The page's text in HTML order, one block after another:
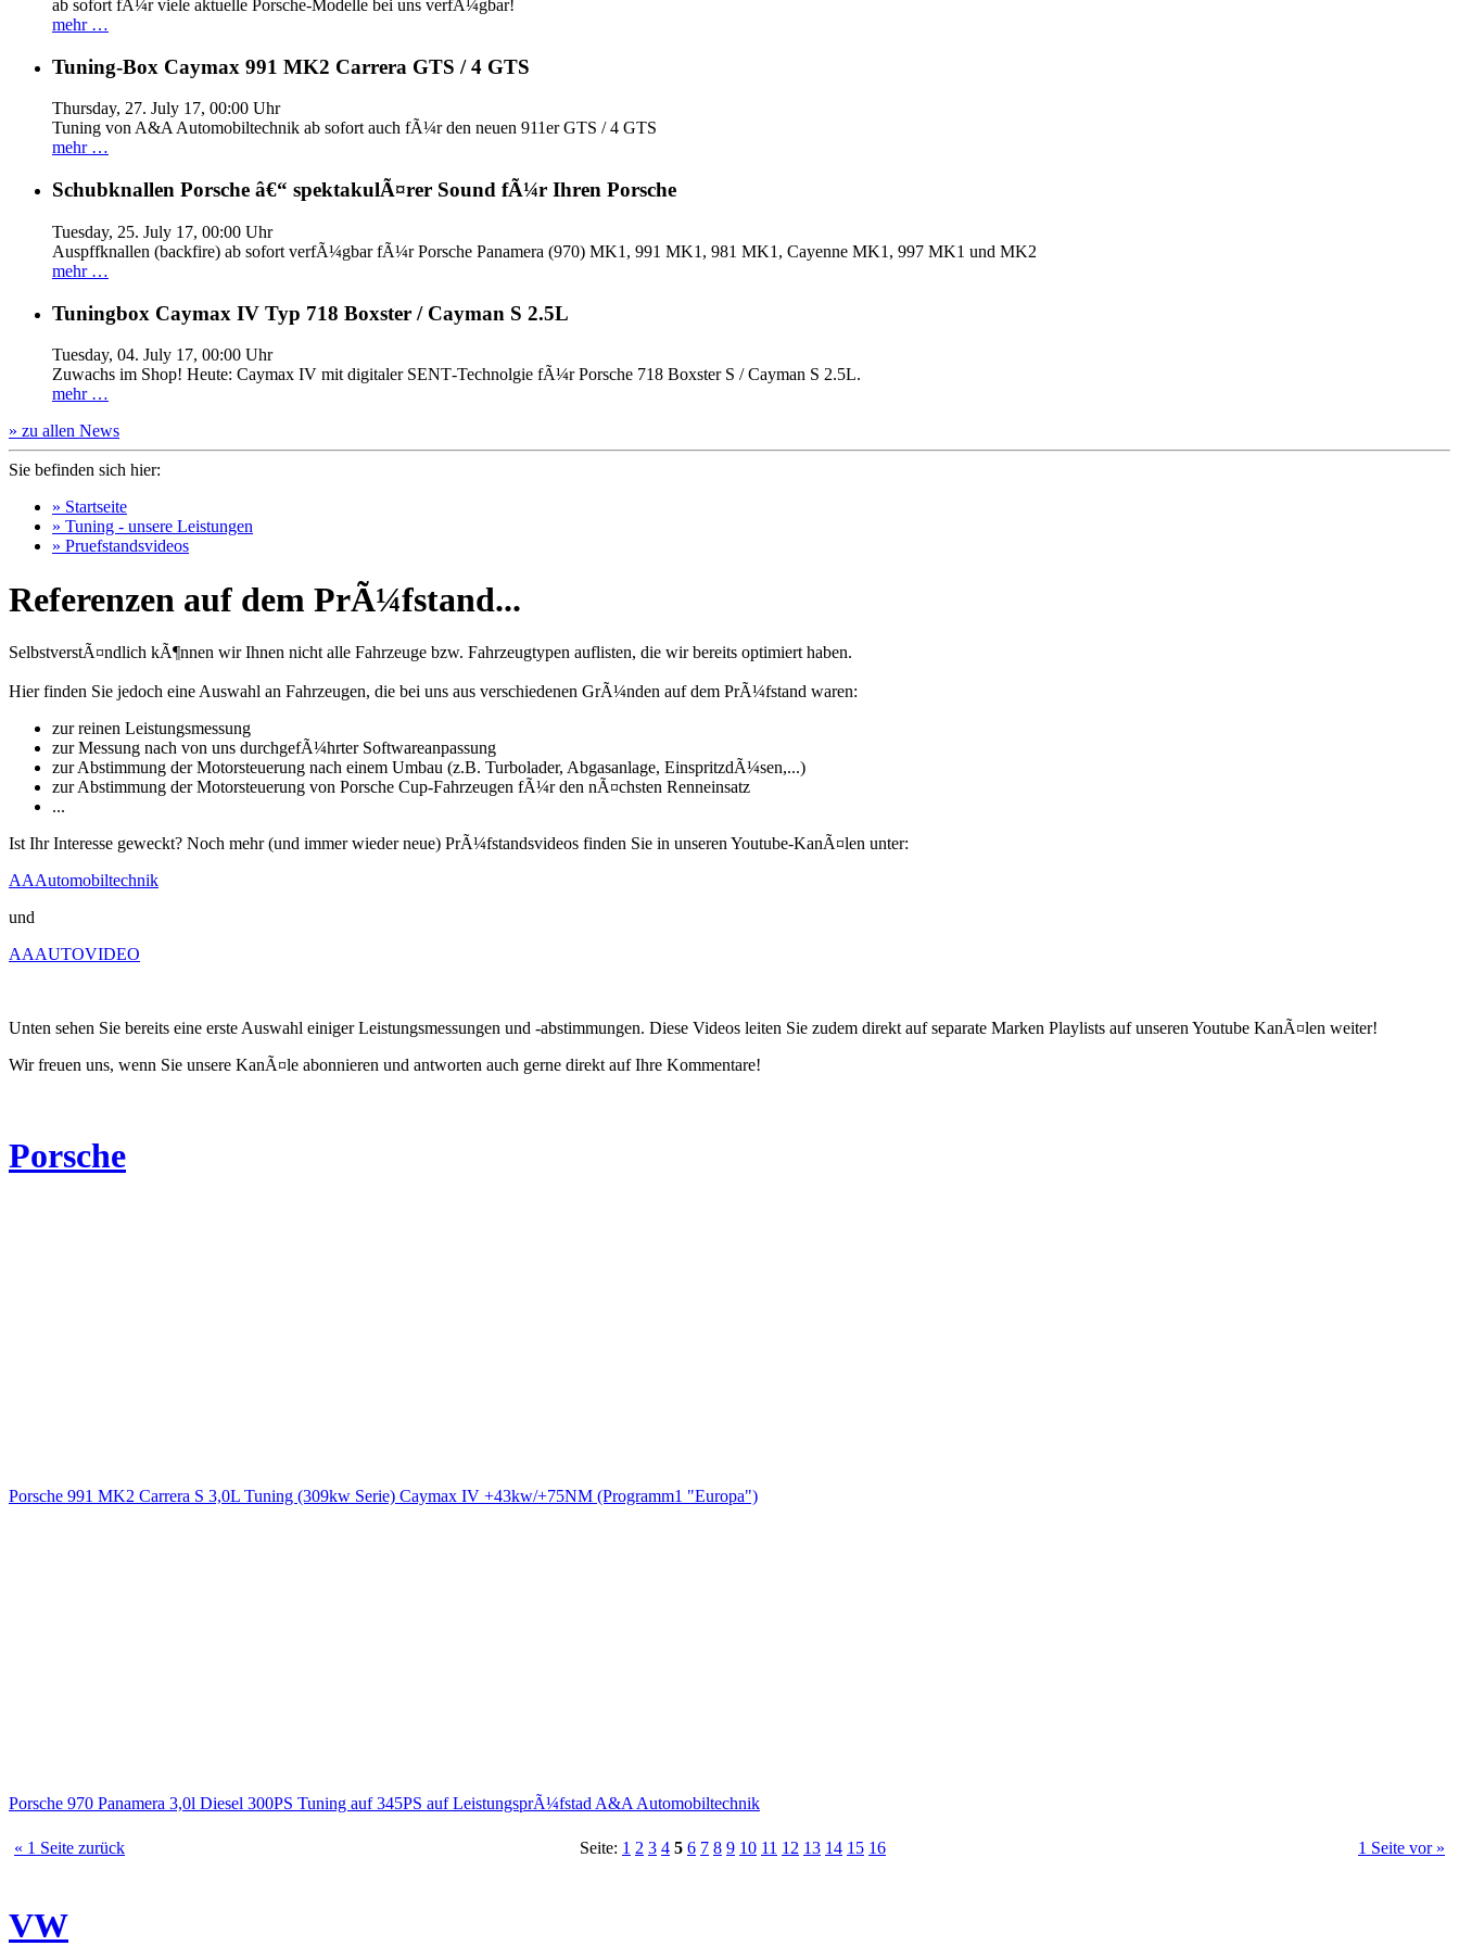
ab sofort fÃ¼r viele aktuelle Porsche-Modelle bei uns verfÃ¼gbar!
mehr …
Tuning-Box Caymax 991 MK2 Carrera GTS / 4 GTS
Thursday, 27. July 17, 00:00 Uhr
Tuning von A&A Automobiltechnik ab sofort auch fÃ¼r den neuen 911er GTS / 4 GTS
mehr …
Schubknallen Porsche â€“ spektakulÃ¤rer Sound fÃ¼r Ihren Porsche
Tuesday, 25. July 17, 00:00 Uhr
Auspffknallen (backfire) ab sofort verfÃ¼gbar fÃ¼r Porsche Panamera (970) MK1, 991 MK1, 981 MK1, Cayenne MK1, 997 MK1 und MK2
mehr …
Tuningbox Caymax IV Typ 718 Boxster / Cayman S 2.5L
Tuesday, 04. July 17, 00:00 Uhr
Zuwachs im Shop! Heute: Caymax IV mit digitaler SENT‐Technolgie fÃ¼r Porsche 718 Boxster S / Cayman S 2.5L.
mehr …
» zu allen News
Sie befinden sich hier:
» Startseite
» Tuning - unsere Leistungen
» Pruefstandsvideos
Referenzen auf dem PrÃ¼fstand...
SelbstverstÃ¤ndlich kÃ¶nnen wir Ihnen nicht alle Fahrzeuge bzw. Fahrzeugtypen auflisten, die wir bereits optimiert haben.
Hier finden Sie jedoch eine Auswahl an Fahrzeugen, die bei uns aus verschiedenen GrÃ¼nden auf dem PrÃ¼fstand waren:
zur reinen Leistungsmessung
zur Messung nach von uns durchgefÃ¼hrter Softwareanpassung
zur Abstimmung der Motorsteuerung nach einem Umbau (z.B. Turbolader, Abgasanlage, EinspritzdÃ¼sen,...)
zur Abstimmung der Motorsteuerung von Porsche Cup-Fahrzeugen fÃ¼r den nÃ¤chsten Renneinsatz
...
Ist Ihr Interesse geweckt? Noch mehr (und immer wieder neue) PrÃ¼fstandsvideos finden Sie in unseren Youtube-KanÃ¤len unter:
AAAutomobiltechnik
und
AAAUTOVIDEO
Unten sehen Sie bereits eine erste Auswahl einiger Leistungsmessungen und -abstimmungen. Diese Videos leiten Sie zudem direkt auf separate Marken Playlists auf unseren Youtube KanÃ¤len weiter!
Wir freuen uns, wenn Sie unsere KanÃ¤le abonnieren und antworten auch gerne direkt auf Ihre Kommentare!
Porsche
Porsche 991 MK2 Carrera S 3,0L Tuning (309kw Serie) Caymax IV +43kw/+75NM (Programm1 "Europa")
Porsche 970 Panamera 3,0l Diesel 300PS Tuning auf 345PS auf LeistungsprÃ¼fstad A&A Automobiltechnik
« 1 Seite zurück Seite: 1 2 3 4 5 6 7 8 9 10 11 12 13 14 15 16 1 Seite vor »
VW